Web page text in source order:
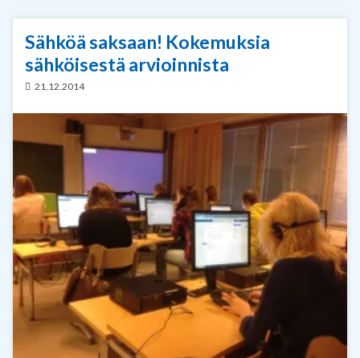
Sähköä saksaan! Kokemuksia
sähköisestä arvioinnista
21.12.2014